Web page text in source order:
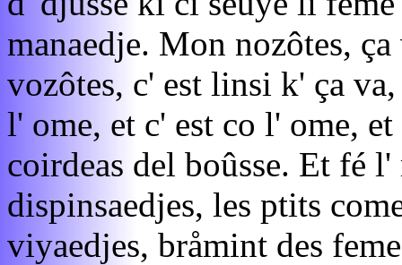
manaedje. Mon nozôtes,
vozôtes, c' est linsi k' ça
l' ome, et c' est co l' ome,
coirdeas del boûsse. Et fé
dispinsaedjes, les ptits
viyaedjes, bråmint des